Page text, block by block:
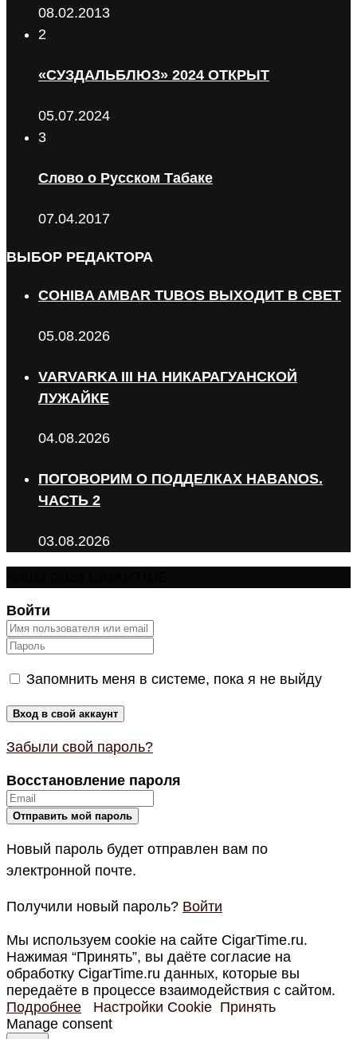
08.02.2013
2
«СУЗДАЛЬБЛЮЗ» 2024 ОТКРЫТ
05.07.2024
3
Слово о Русском Табаке
07.04.2017
ВЫБОР РЕДАКТОРА
COHIBA AMBAR TUBOS ВЫХОДИТ В СВЕТ
05.08.2026
VARVARKA III НА НИКАРАГУАНСКОЙ
ЛУЖАЙКЕ
04.08.2026
ПОГОВОРИМ О ПОДДЕЛКАХ HABANOS.
ЧАСТЬ 2
03.08.2026
Войти
Запомнить меня в системе, пока я не выйду
Забыли свой пароль?
Восстановление пароля
Новый пароль будет отправлен вам по
электронной почте.
Получили новый пароль? Войти
Мы используем cookie на сайте CigarTime.ru.
Нажимая “Принять”, вы даёте согласие на
обработку CigarTime.ru данных, которые вы
передаёте в процессе взаимодействия с сайтом.
Подробнее
Настройки Cookie Принять
Manage consent